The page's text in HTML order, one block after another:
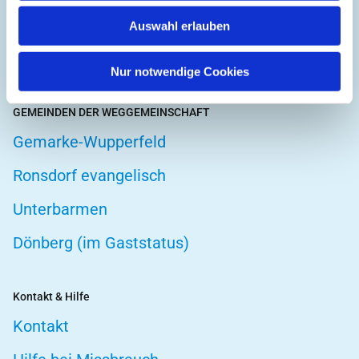
Auswahl erlauben
Nur notwendige Cookies
Telefonseelsorge
GEMEINDEN DER WEGGEMEINSCHAFT
Gemarke-Wupperfeld
Ronsdorf evangelisch
Unterbarmen
Dönberg (im Gaststatus)
Kontakt & Hilfe
Kontakt